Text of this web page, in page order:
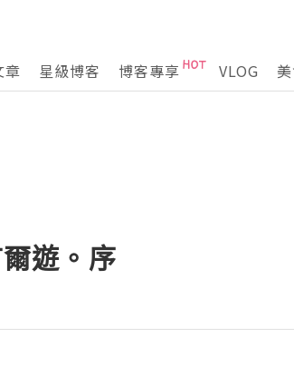
章 星級博客 博客專享 VLOG
遊。序